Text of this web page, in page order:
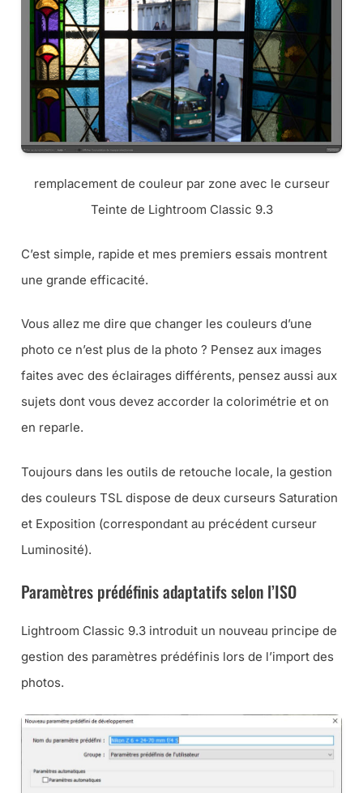
remplacement de couleur par zone avec le curseur
Teinte de Lightroom Classic 9.3
C’est simple, rapide et mes premiers essais montrent
une grande efficacité.
Vous allez me dire que changer les couleurs d’une
photo ce n’est plus de la photo ? Pensez aux images
faites avec des éclairages différents, pensez aussi aux
sujets dont vous devez accorder la colorimétrie et on
en reparle.
Toujours dans les outils de retouche locale, la gestion
des couleurs TSL dispose de deux curseurs Saturation
et Exposition (correspondant au précédent curseur
Luminosité).
Paramètres prédéfinis adaptatifs selon l’ISO
Lightroom Classic 9.3 introduit un nouveau principe de
gestion des paramètres prédéfinis lors de l’import des
photos.